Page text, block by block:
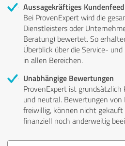
Aussagekräftiges
Bei ProvenExpert wird die
Dienstleisters oder
Beratung) bewertet. So
Überblick über die Service-
in allen Bereichen.
Unabhängige Bewertungen
ProvenExpert ist
und neutral. Bewertungen von
freiwillig, können nicht
finanziell noch anderweitig